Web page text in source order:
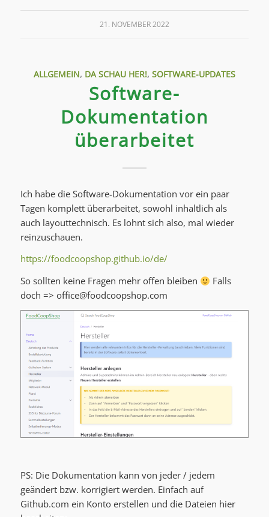
21. NOVEMBER 2022
ALLGEMEIN, DA SCHAU HER!, SOFTWARE-UPDATES
Software-
Dokumentation
überarbeitet
Ich habe die Software-Dokumentation vor ein paar
Tagen komplett überarbeitet, sowohl inhaltlich als
auch layouttechnisch. Es lohnt sich also, mal wieder
reinzuschauen.
https://foodcoopshop.github.io/de/
So sollten keine Fragen mehr offen bleiben
Falls
doch => office@foodcoopshop.com
PS: Die Dokumentation kann von jeder / jedem
geändert bzw. korrigiert werden. Einfach auf
Github.com ein Konto erstellen und die Dateien hier